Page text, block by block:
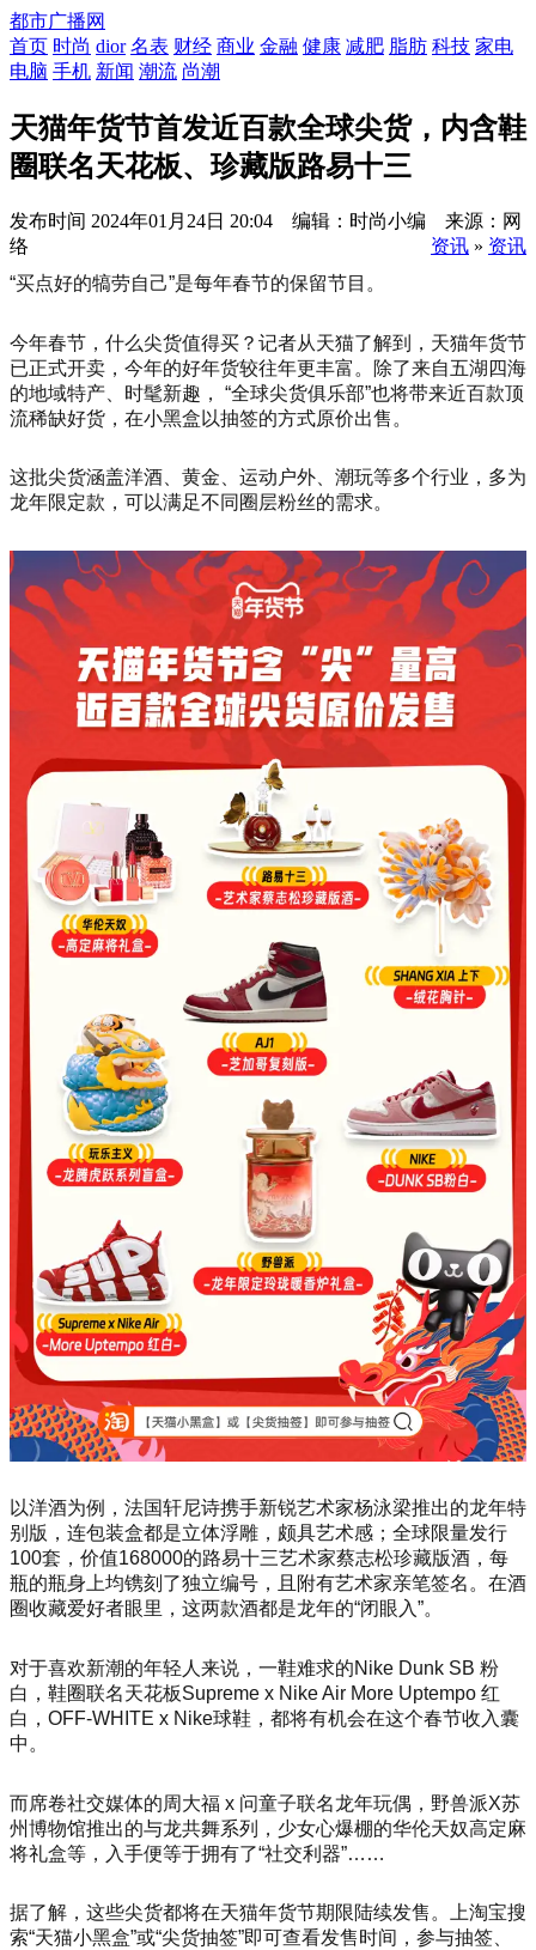
都市广播网
首页 时尚 dior 名表 财经 商业 金融 健康 减肥 脂肪 科技 家电
电脑 手机 新闻 潮流 尚潮
天猫年货节首发近百款全球尖货，内含鞋
圈联名天花板、珍藏版路易十三
发布时间 2024年01月24日 20:04 编辑：时尚小编 来源：网
络
资讯 » 资讯
“买点好的犒劳自己”是每年春节的保留节目。
今年春节，什么尖货值得买？记者从天猫了解到，天猫年货节
已正式开卖，今年的好年货较往年更丰富。除了来自五湖四海
的地域特产、时髦新趣， “全球尖货俱乐部”也将带来近百款顶
流稀缺好货，在小黑盒以抽签的方式原价出售。
这批尖货涵盖洋酒、黄金、运动户外、潮玩等多个行业，多为
龙年限定款，可以满足不同圈层粉丝的需求。
以洋酒为例，法国轩尼诗携手新锐艺术家杨泳梁推出的龙年特
别版，连包装盒都是立体浮雕，颇具艺术感；全球限量发行
100套，价值168000的路易十三艺术家蔡志松珍藏版酒，每
瓶的瓶身上均镌刻了独立编号，且附有艺术家亲笔签名。在酒
圈收藏爱好者眼里，这两款酒都是龙年的“闭眼入”。
对于喜欢新潮的年轻人来说，一鞋难求的Nike Dunk SB 粉
白，鞋圈联名天花板Supreme x Nike Air More Uptempo 红
白，OFF-WHITE x Nike球鞋，都将有机会在这个春节收入囊
中。
而席卷社交媒体的周大福 x 问童子联名龙年玩偶，野兽派X苏
州博物馆推出的与龙共舞系列，少女心爆棚的华伦天奴高定麻
将礼盒等，入手便等于拥有了“社交利器”……
据了解，这些尖货都将在天猫年货节期限陆续发售。上淘宝搜
索“天猫小黑盒”或“尖货抽签”即可查看发售时间，参与抽签、